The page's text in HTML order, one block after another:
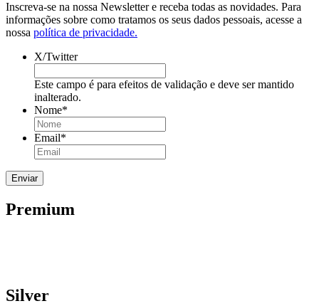
Inscreva-se na nossa Newsletter e receba todas as novidades. Para
informações sobre como tratamos os seus dados pessoais, acesse a
nossa política de privacidade.
X/Twitter
Este campo é para efeitos de validação e deve ser mantido
inalterado.
Nome*
Email*
Premium
Silver